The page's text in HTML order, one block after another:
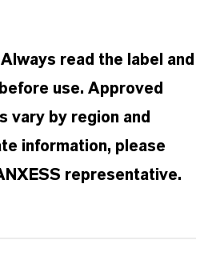
read the label and
use. Approved
vary by region and
information, please
representative.